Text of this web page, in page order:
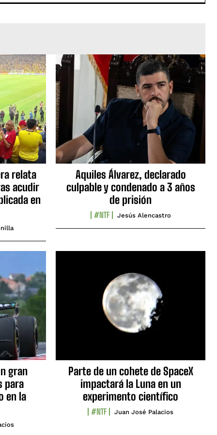
relata
acudir
en
Aquiles Álvarez, declarado
culpable y condenado a 3 años
de prisión
#NTF Jesús Alencastro
gran
para
en la
Parte de un cohete de SpaceX
impactará la Luna en un
experimento científico
#NTF Juan José Palacios